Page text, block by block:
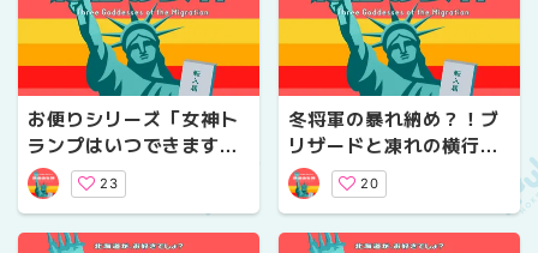
お便りシリーズ「女神ト
ランプはいつできます
か？」と関連回いっき見
のすゝめ
23
冬将軍の暴れ納め？！ブ
リザードと凍れの横行と
戦う北海道民！！
20